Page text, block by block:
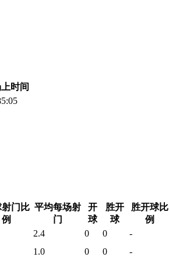
时间
门比
例
平均每场射
门
开
球
胜开
球
胜开球比
例
2.4 0 0 -
1.0 0 0 -